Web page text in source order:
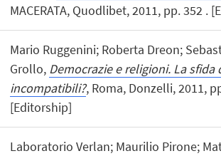
MACERATA, Quodlibet, 2011, pp. 352 .
Mario Ruggenini; Roberta Dreon;
Grollo, Democrazie e religioni. La sfida
incompatibili?, Roma, Donzelli, 2011,
[Editorship]
Laboratorio Verlan; Maurilio Pirone;